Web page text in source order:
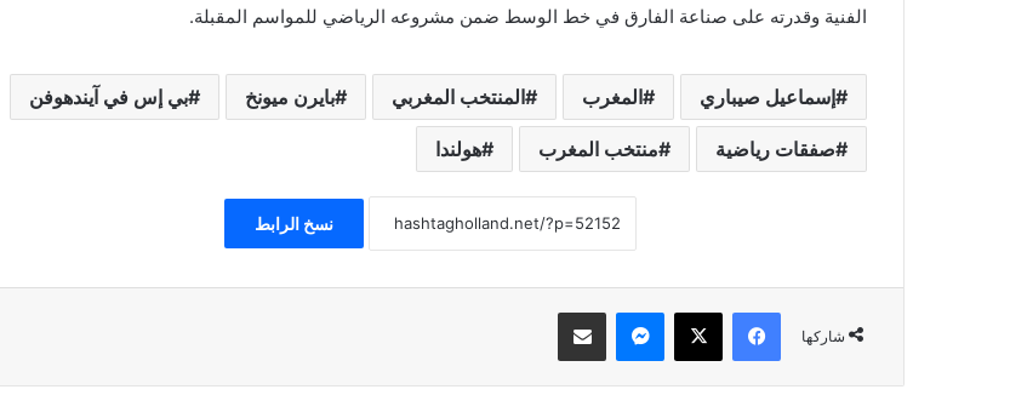
الفنية وقدرته على صناعة الفارق في خط الوسط ضمن مشروعه الرياضي للمواسم المقبلة.
إسماعيل صيباري المغرب المنتخب المغربي بايرن ميونخ بي إس في آيندهوفن
صفقات رياضية منتخب المغرب هولندا
نسخ الرابط
شاركها
فيسبوك ‫X ماسنجر مشاركة عبر البريد